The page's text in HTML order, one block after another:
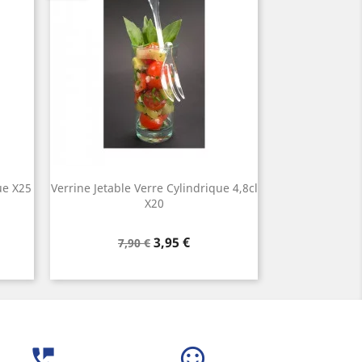
X25
Verrine Jetable Verre Cylindrique 4,8cl
X20
Prix
7,90 € Prix
3,95 €